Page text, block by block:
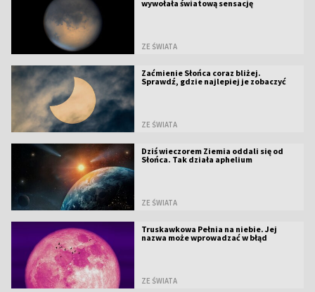
wywołała światową sensację
ZE ŚWIATA
Zaćmienie Słońca coraz bliżej.
Sprawdź, gdzie najlepiej je zobaczyć
ZE ŚWIATA
Dziś wieczorem Ziemia oddali się od
Słońca. Tak działa aphelium
ZE ŚWIATA
Truskawkowa Pełnia na niebie. Jej
nazwa może wprowadzać w błąd
ZE ŚWIATA